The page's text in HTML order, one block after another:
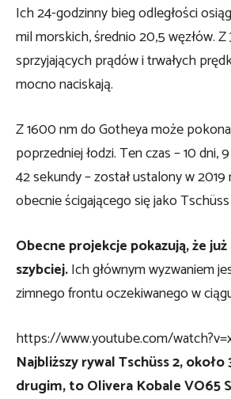
Ich 24-godzinny bieg odległości
mil morskich, średnio 20,5 węzłów. Z
sprzyjających prądów i trwałych
mocno naciskają.
Z 1600 nm do Gotheya może
poprzedniej łodzi. Ten czas – 10 dni,
42 sekundy – został ustalony w 2019
obecnie ścigającego się jako
Obecne projekcje pokazują, że
szybciej.Ich głównym wyzwaniem
zimnego frontu oczekiwanego w
https://www.youtube.com/
Najbliższy rywal Tschüss 2,
drugim, to Olivera Kobale VO65